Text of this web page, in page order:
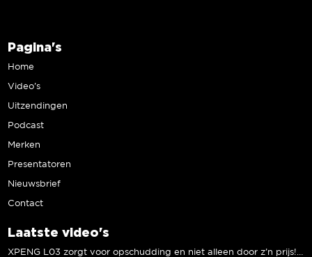
Pagina's
Home
Video’s
Uitzendingen
Podcast
Merken
Presentatoren
Nieuwsbrief
Contact
Laatste video's